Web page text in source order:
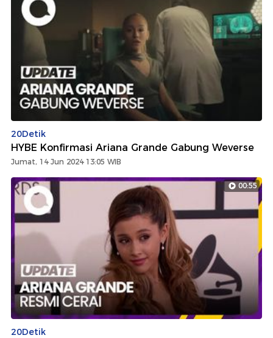
20Detik
HYBE Konfirmasi Ariana Grande Gabung Weverse
Jumat, 14 Jun 2024 13:05 WIB
00:55
20Detik